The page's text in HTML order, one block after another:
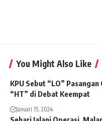
You Might Also Like
KPU Sebut “LO”
“HT” di Debat Keempat
Januari 15, 2024